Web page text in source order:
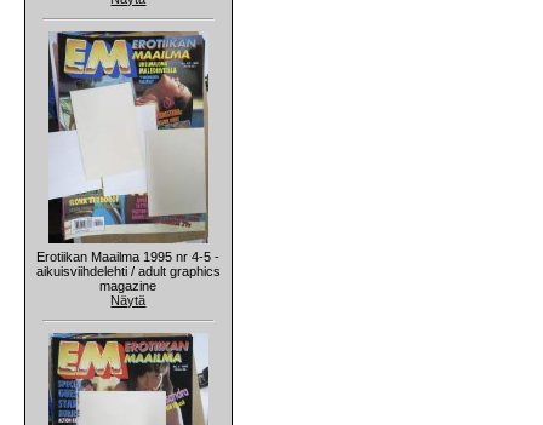
Erotiikan Maailma 1995 nr 4-5 -
aikuisviihdelehti / adult graphics
magazine
Näytä